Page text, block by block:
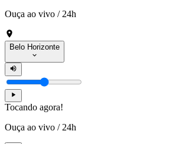
Ouça ao vivo / 24h
Belo Horizonte
Tocando agora!
Ouça ao vivo / 24h